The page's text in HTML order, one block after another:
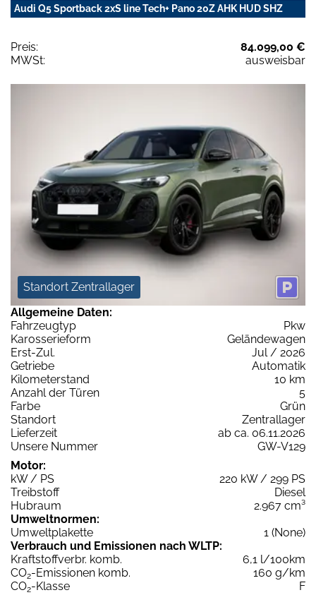
Audi Q5 Sportback 2xS line Tech+ Pano 20Z AHK HUD SHZ
Preis:
84.099,00 €
MWSt:
ausweisbar
Standort Zentrallager
Allgemeine Daten:
Fahrzeugtyp
Pkw
Karosserieform
Geländewagen
Erst-Zul.
Jul / 2026
Getriebe
Automatik
Kilometerstand
10 km
Anzahl der Türen
5
Farbe
Grün
Standort
Zentrallager
Lieferzeit
ab ca. 06.11.2026
Unsere Nummer
GW-V129
Motor:
kW / PS
220 kW / 299 PS
Treibstoff
Diesel
Hubraum
2.967 cm³
Umweltnormen:
Umweltplakette
1 (None)
Verbrauch und Emissionen nach WLTP:
Kraftstoffverbr. komb.
6,1 l/100km
CO2-Emissionen komb.
160 g/km
CO2-Klasse
F